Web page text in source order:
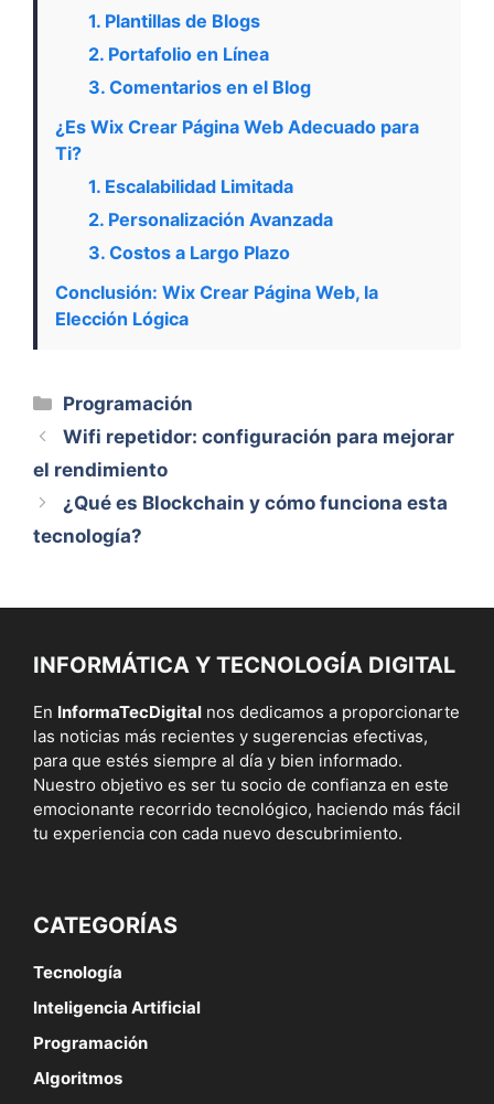
1. Plantillas de Blogs
2. Portafolio en Línea
3. Comentarios en el Blog
¿Es Wix Crear Página Web Adecuado para
Ti?
1. Escalabilidad Limitada
2. Personalización Avanzada
3. Costos a Largo Plazo
Conclusión: Wix Crear Página Web, la
Elección Lógica
Categorías
Programación
Wifi repetidor: configuración para mejorar
el rendimiento
¿Qué es Blockchain y cómo funciona esta
tecnología?
INFORMÁTICA Y TECNOLOGÍA DIGITAL
En InformaTecDigital nos dedicamos a proporcionarte
las noticias más recientes y sugerencias efectivas,
para que estés siempre al día y bien informado.
Nuestro objetivo es ser tu socio de confianza en este
emocionante recorrido tecnológico, haciendo más fácil
tu experiencia con cada nuevo descubrimiento.
CATEGORÍAS
Tecnología
Inteligencia Artificial
Programación
Algoritmos